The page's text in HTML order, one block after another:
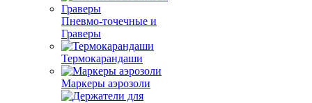
Пневмо-точечные и
Граверы
Термокарандаши
Маркеры аэрозоли